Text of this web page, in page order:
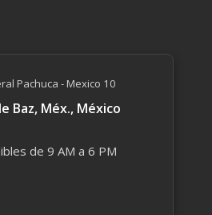
Pachuca - Mexico 10
Baz, Méx., México
de 9 AM a 6 PM